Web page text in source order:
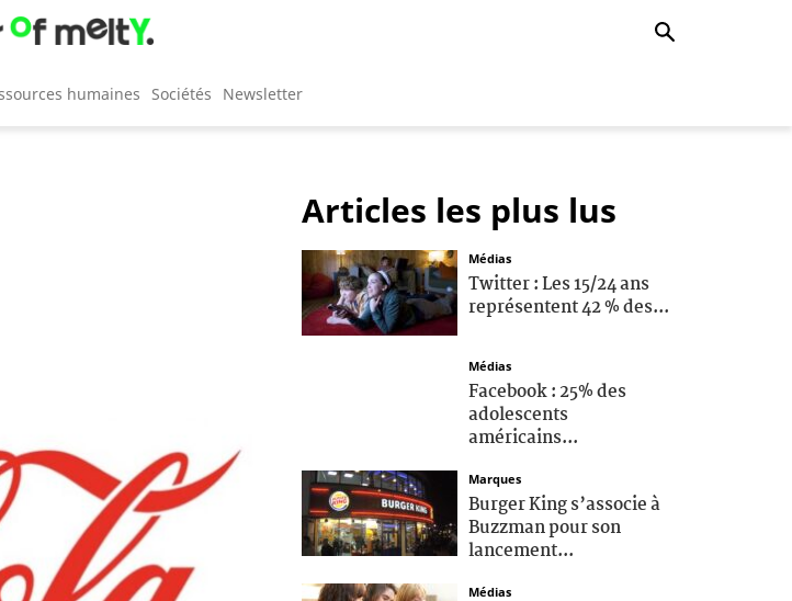
humaines Sociétés Newsletter
Articles les plus lus
Médias
Twitter : Les 15/24 ans
représentent 42 % des...
Médias
Facebook : 25% des
adolescents
américains...
Marques
Burger King s’associe à
Buzzman pour son
lancement...
Médias